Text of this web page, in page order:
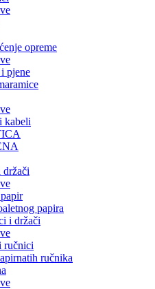
opreme
pjene
kabeli
držači
papira
i držači
ručnici
ručnika